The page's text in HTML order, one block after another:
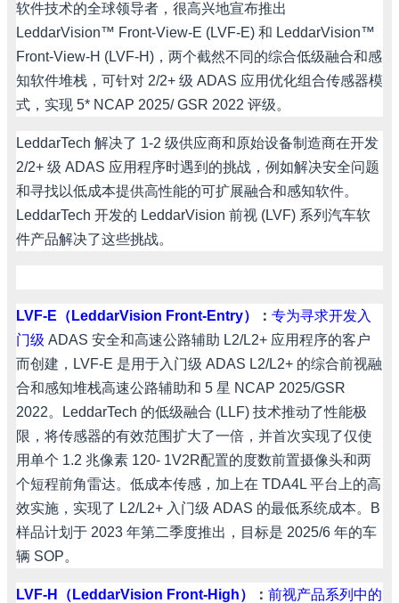
软件技术的全球领导者，很高兴地宣布推出
LeddarVision™ Front-View-E (LVF-E) 和 LeddarVision™
Front-View-H (LVF-H) ，两个截然不同的综合低级融合和感
知软件堆栈，可针对 2/2+ 级 ADAS 应用优化组合传感器模
式，实现 5* NCAP 2025/ GSR 2022 评级。
LeddarTech 解决了 1-2 级供应商和原始设备制造商在开发
2/2+ 级 ADAS 应用程序时遇到的挑战，例如解决安全问题
和寻找以低成本提供高性能的可扩展融合和感知软件。
LeddarTech 开发的 LeddarVision 前视 (LVF) 系列汽车软
件产品解决了这些挑战。
LVF-E （ LeddarVision Front-Entry） ： 专为寻求开发入
门级 ADAS 安全和高速公路辅助 L2/L2+ 应用程序的客户
而创建， LVF-E 是用于入门级 ADAS L2/L2+ 的综合前视融
合和感知堆栈高速公路辅助和 5 星 NCAP 2025/GSR
2022。 LeddarTech 的低级融合 (LLF) 技术推动了性能极
限，将传感器的有效范围扩大了一倍，并首次实现了仅使
用单个 1.2 兆像素 120- 1V2R配置的度数前置摄像头和两
个短程前角雷达。低成本传感，加上在 TDA4L 平台上的高
效实施，实现了 L2/L2+ 入门级 ADAS 的最低系统成本。
B
样品计划于 2023 年第二季度推出，目标是 2025/6 年的车
辆 SOP。
LVF-H （ LeddarVision Front-High） ： 前视产品系列中的